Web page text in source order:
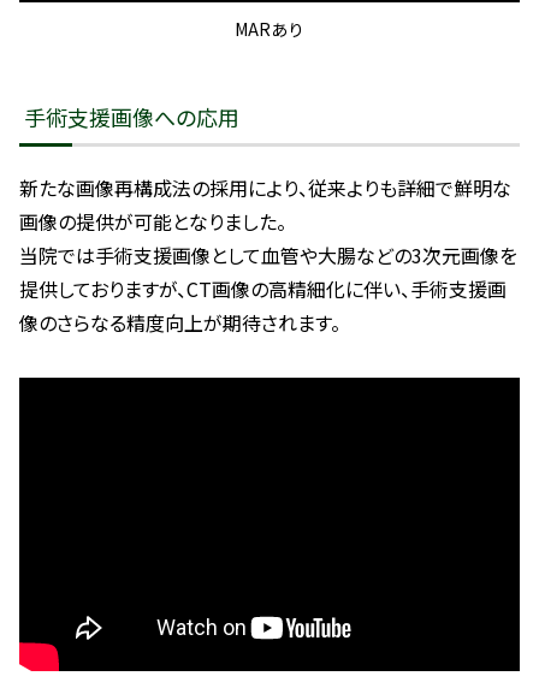
MARあり
手術支援画像への応用
新たな画像再構成法の採用により、従来よりも詳細で鮮明な
画像の提供が可能となりました。
当院では手術支援画像として血管や大腸などの3次元画像を
提供しておりますが、CT画像の高精細化に伴い、手術支援画
像のさらなる精度向上が期待されます。